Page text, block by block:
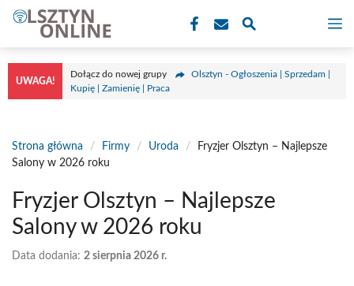
Przejdź
treści
UWAGA!
Dołącz do nowej grupy
Olsztyn - Ogłoszenia | Sprzedam |
Kupię | Zamienię | Praca
Strona główna / Firmy / Uroda /
Fryzjer Olsztyn – Najlepsze
Salony w 2026 roku
Fryzjer Olsztyn – Najlepsze
Salony w 2026 roku
Data dodania: 2 sierpnia 2026 r.